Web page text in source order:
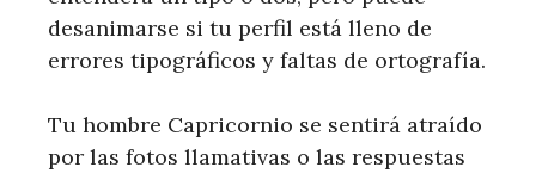
desanimarse si tu perfil está lleno de
errores tipográficos y faltas de ortografía.
Tu hombre Capricornio se sentirá atraído
por las fotos llamativas o las respuestas